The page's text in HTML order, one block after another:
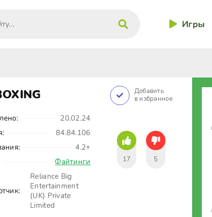
Игры
20.02.24
84.84.106
4.2+
Файтинги
Reliance Big
Entertainment
(UK) Private
Limited
Добавить
в избранное
17 5